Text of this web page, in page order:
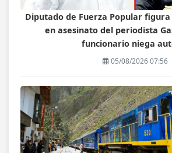
Diputado de Fuerza Popular figura
en asesinato del periodista
funcionario niega
05/08/2026 07:56